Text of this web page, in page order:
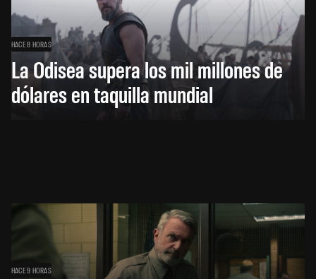
HACE 8 HORAS
La Odisea supera los mil millones de
dólares en taquilla mundial
HACE 9 HORAS